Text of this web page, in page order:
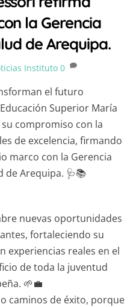
la Gerencia
de Arequipa.
Instituto 0
el futuro
Superior María
compromiso con la
de excelencia, firmando
marco con la Gerencia
de Arequipa. 🩺📚
nuevas oportunidades
fortaleciendo su
experiencias reales en el
de toda la juventud
🌱💼
caminos de éxito, porque